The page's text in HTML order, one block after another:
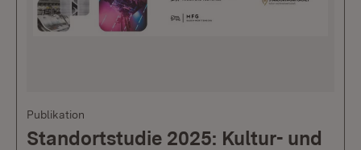
Publikation
Standortstudie 2025: Kultur- und